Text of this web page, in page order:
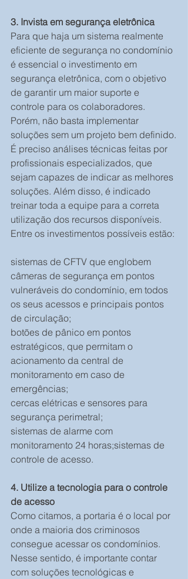
3. Invista em segurança eletrônica
Para que haja um sistema realmente
eficiente de segurança no condomínio
é essencial o investimento em
segurança eletrônica, com o objetivo
de garantir um maior suporte e
controle para os colaboradores.
Porém, não basta implementar
soluções sem um projeto bem definido.
É preciso análises técnicas feitas por
profissionais especializados, que
sejam capazes de indicar as melhores
soluções. Além disso, é indicado
treinar toda a equipe para a correta
utilização dos recursos disponíveis.
Entre os investimentos possíveis estão:
sistemas de CFTV que englobem
câmeras de segurança em pontos
vulneráveis do condomínio, em todos
os seus acessos e principais pontos
de circulação;
botões de pânico em pontos
estratégicos, que permitam o
acionamento da central de
monitoramento em caso de
emergências;
cercas elétricas e sensores para
segurança perimetral;
sistemas de alarme com
monitoramento 24 horas;sistemas de
controle de acesso.
4. Utilize a tecnologia para o controle
de acesso
Como citamos, a portaria é o local por
onde a maioria dos criminosos
consegue acessar os condomínios.
Nesse sentido, é importante contar
com soluções tecnológicas e